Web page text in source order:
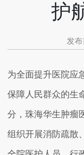
护
发
为全面提升医院应
保障人民群众的生
分，珠海华生肿瘤
组织开展消防疏散